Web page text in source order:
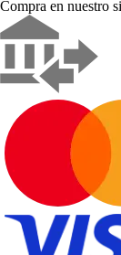
Compra en nuestro